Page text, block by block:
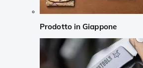
Prodotto in Giappone